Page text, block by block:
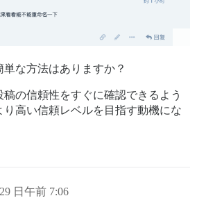
な方法はありますか？
の信頼性をすぐに確認できるよう
高い信頼レベルを目指す動機にな
日午前 7:06